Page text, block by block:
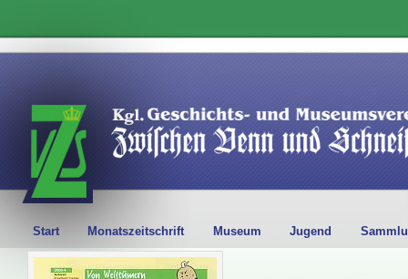
Start Monatszeitschrift Museum Jugend